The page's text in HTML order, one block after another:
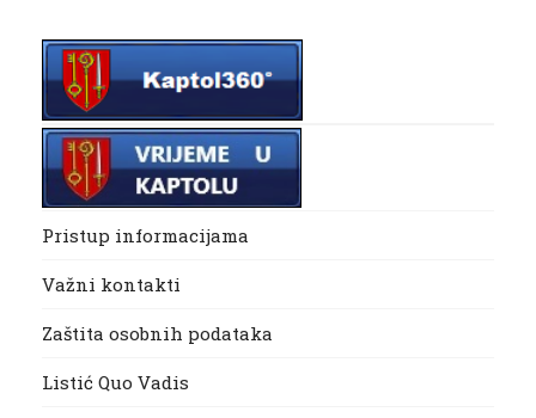
Pristup informacijama
Važni kontakti
Zaštita osobnih podataka
Listić Quo Vadis